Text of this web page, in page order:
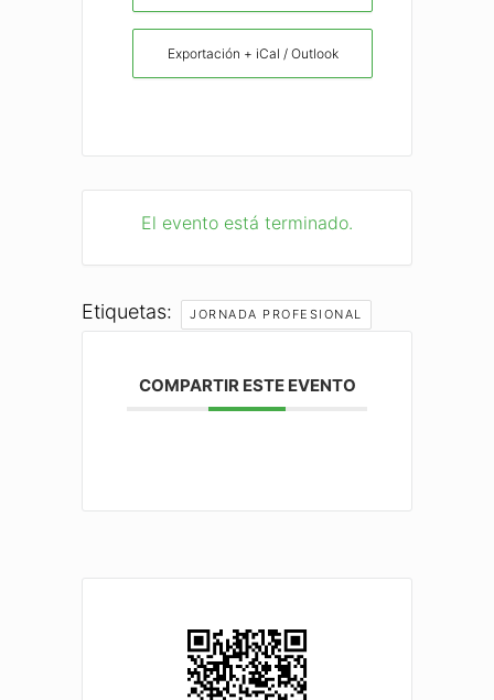
Exportación + iCal / Outlook
El evento está terminado.
Etiquetas: JORNADA PROFESIONAL
COMPARTIR ESTE EVENTO